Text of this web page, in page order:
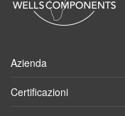
Azienda
Certificazioni